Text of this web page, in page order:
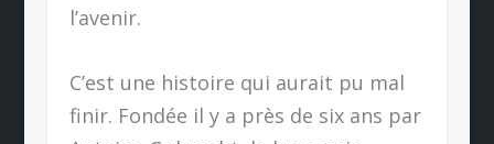
l’avenir.
C’est une histoire qui aurait pu mal
finir. Fondée il y a près de six ans par